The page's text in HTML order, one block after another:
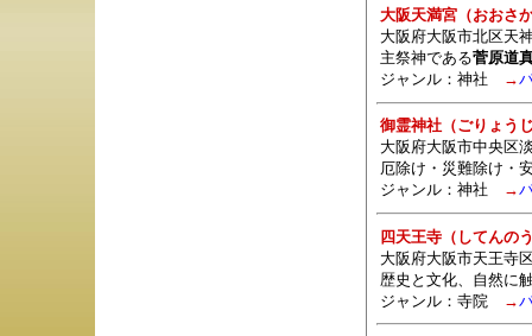
大阪天満宮（おおさ
大阪府大阪市北区天
主祭神である菅原道
ジャンル： 神社 →
御霊神社（ごりょう
大阪府大阪市中央区
厄除け・災難除け・
ジャンル： 神社 →
四天王寺（してんの
大阪府大阪市天王寺
歴史と文化、自然に
ジャンル： 寺院→